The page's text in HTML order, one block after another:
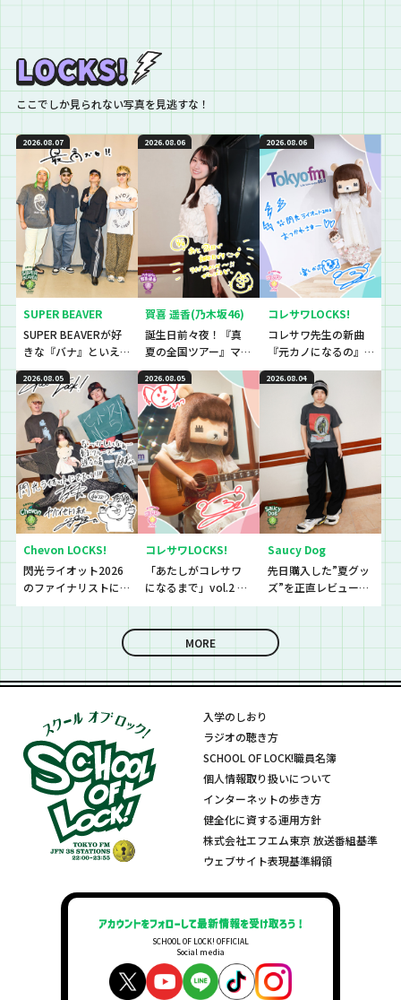
ここでしか見られない写真を見逃すな！
2026.08.07
SUPER BEAVER
SUPER BEAVERが好
きな『バナ』といえ
ば〜？『恋バナ』だ
ぁぁぁ！！！今回は
生徒と、恋バナ逆
電！！！！
2026.08.06
賀喜 遥香(乃木坂46)
誕生日前々夜！『真
夏の全国ツアー』マ
ストアイテムと
は！？
2026.08.06
コレサワLOCKS!
コレサワ先生の新曲
『元カノになるの』
初解禁！！！！！
2026.08.05
Chevon LOCKS!
閃光ライオット2026
のファイナリストに
思わず「なんであん
業！
2026.08.05
コレサワLOCKS!
「あたしがコレサワ
になるまで」vol.2 開
催！！
2026.08.04
Saucy Dog
先日購入した”夏グッ
ズ”を正直レビューし
ていきました！
MORE
入学のしおり
ラジオの聴き方
SCHOOL OF LOCK!職員名簿
個人情報取り扱いについて
インターネットの歩き方
健全化に資する運用方針
株式会社エフエム東京 放送番組基準
ウェブサイト表現基準綱領
SCHOOL OF LOCK! OFFICIAL
Social media